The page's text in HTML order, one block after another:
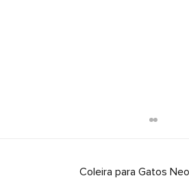
Coleira para Gatos